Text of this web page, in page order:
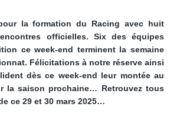
la formation du Racing avec huit
officielles. Six des équipes
ce week-end terminent la semaine
Félicitations à notre réserve ainsi
dès ce week-end leur montée au
la saison prochaine… Retrouvez tous
ce 29 et 30 mars 2025…